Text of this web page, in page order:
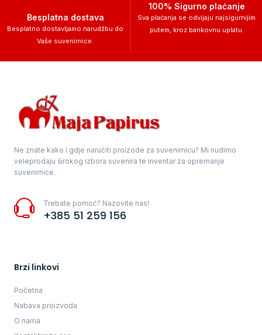
Besplatna dostava
Besplatno dostavljamo narudžbu do
Vaše suvenirnice.
100% Sigurno plaćanje
Sva plaćanja se odvijaju najsigurnijim
putem, kroz bankovnu uplatu.
Ne znate kako i gdje naručiti proizode za suvenirnicu? Mi nudimo
veleprodaju širokog izbora suvenira te inventar za opremanje
suvenirnice.
Trebate pomoć? Nazovite nas!
+385 51 259 156
Brzi linkovi
Početna
Nabava proizvoda
O nama